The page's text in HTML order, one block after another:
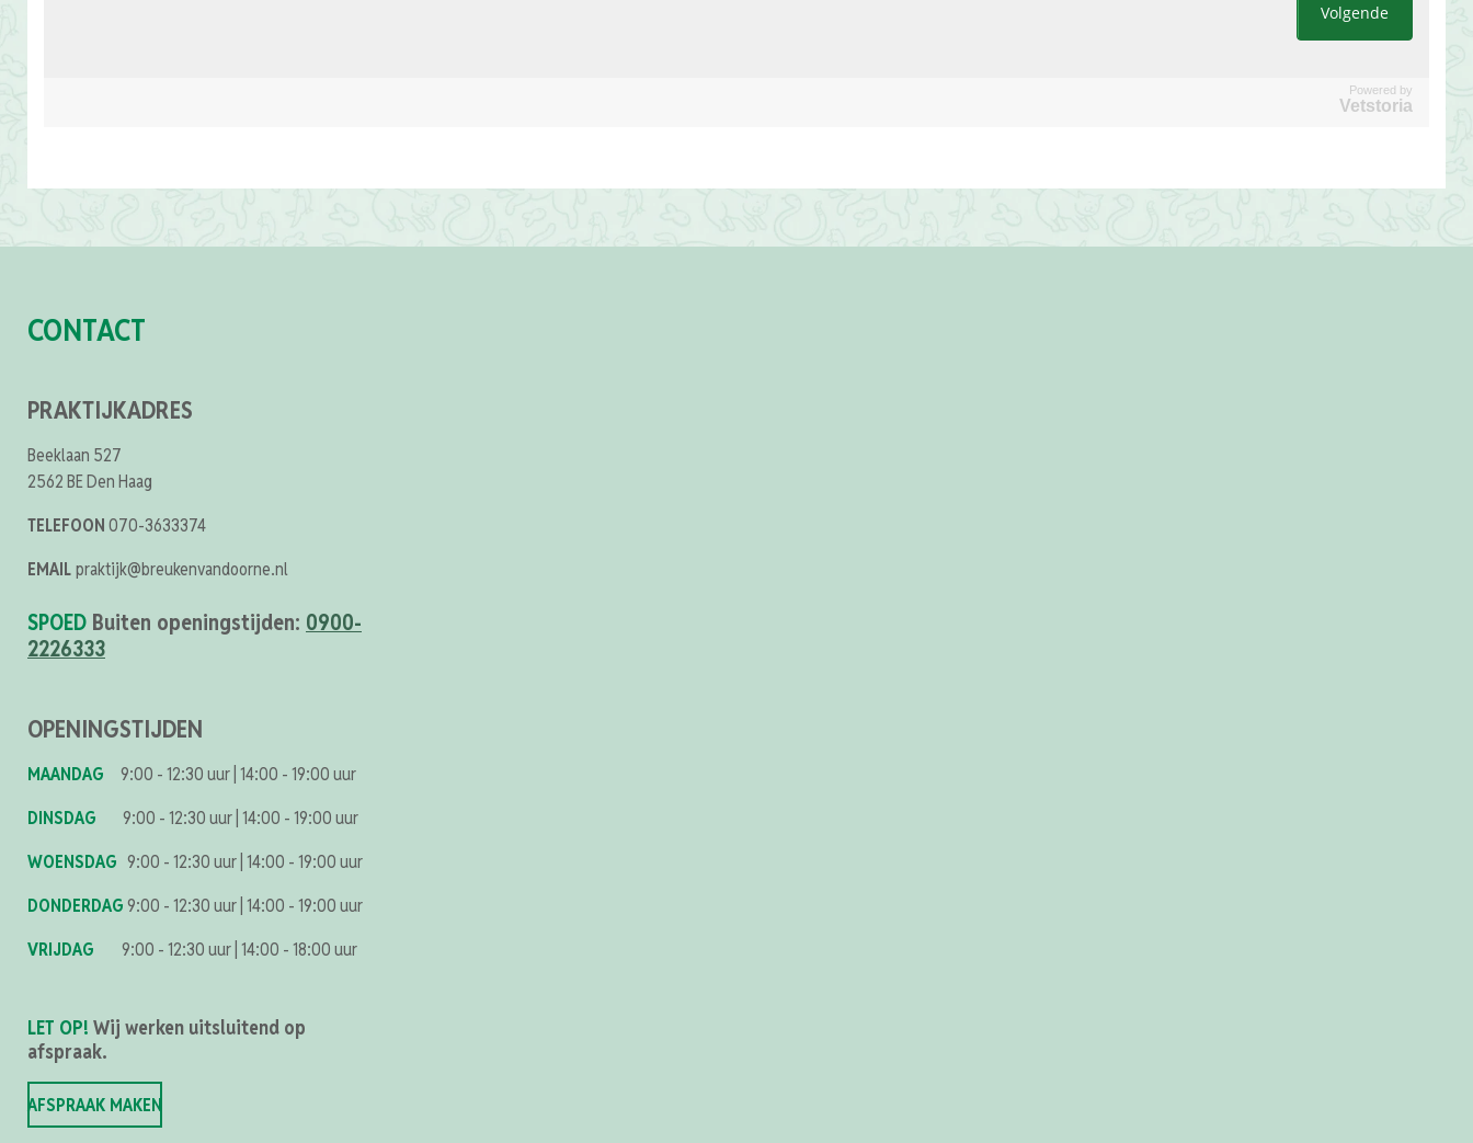
Powered by
Vetstoria
CONTACT
PRAKTIJKADRES
Beeklaan 527
2562 BE Den Haag
TELEFOON070-3633374
EMAILpraktijk@breukenvandoorne.nl
SPOED Buiten openingstijden: 0900-
2226333
OPENINGSTIJDEN
MAANDAG 9:00 - 12:30 uur 14:00 - 19:00 uur
DINSDAG
9:00 - 12:30 uur 14:00 - 19:00 uur
WOENSDAG 9:00 - 12:30 uur 14:00 - 19:00 uur
DONDERDAG9:00 - 12:30 uur 14:00 - 19:00 uur
VRIJDAG
9:00 - 12:30 uur 14:00 - 18:00 uur
LET OP! Wij werken uitsluitend op
afspraak.
AFSPRAAK MAKEN